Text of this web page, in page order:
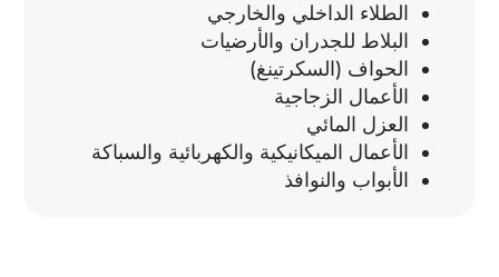
الطلاء الداخلي والخارجي
البلاط للجدران والأرضيات
الحواف (السكرتينغ)
الأعمال الزجاجية
العزل المائي
الأعمال الميكانيكية والكهربائية والسباكة
الأبواب والنوافذ